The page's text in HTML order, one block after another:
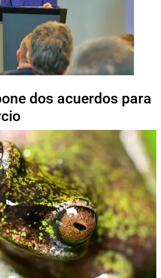
dos acuerdos para